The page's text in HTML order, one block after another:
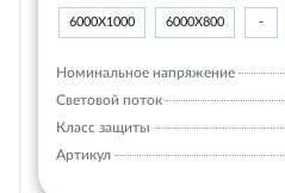
6000Х1000 6000Х800 -
Номинальное напряжение
Световой поток
Класс защиты
Артикул